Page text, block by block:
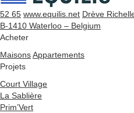
52 65 www.equilis.net Drève
B-1410 Waterloo – Belgium
Acheter
MaisonsAppartements
Projets
Court Village
La Sablière
Prim’Vert